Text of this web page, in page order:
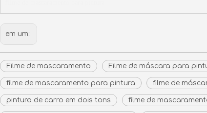
em um:
Filme de mascaramento Filme de máscara para
filme de mascaramento para pintura filme de
pintura de carro em dois tons filme de